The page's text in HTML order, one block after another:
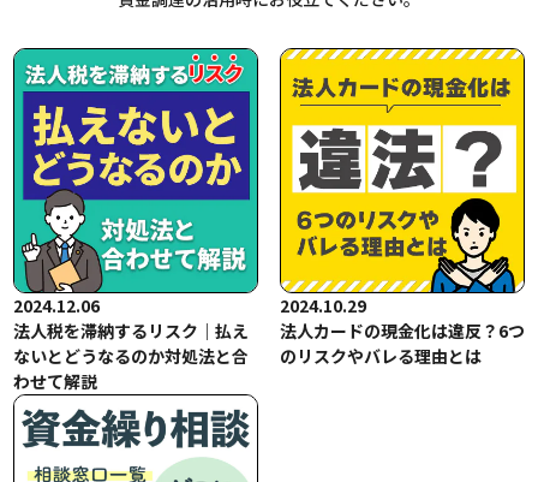
2024.12.06
法人税を滞納するリスク｜払え
ないとどうなるのか対処法と合
わせて解説
2024.10.29
法人カードの現金化は違反？6つ
のリスクやバレる理由とは